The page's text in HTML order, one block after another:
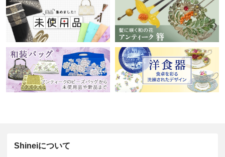
Shineiについて